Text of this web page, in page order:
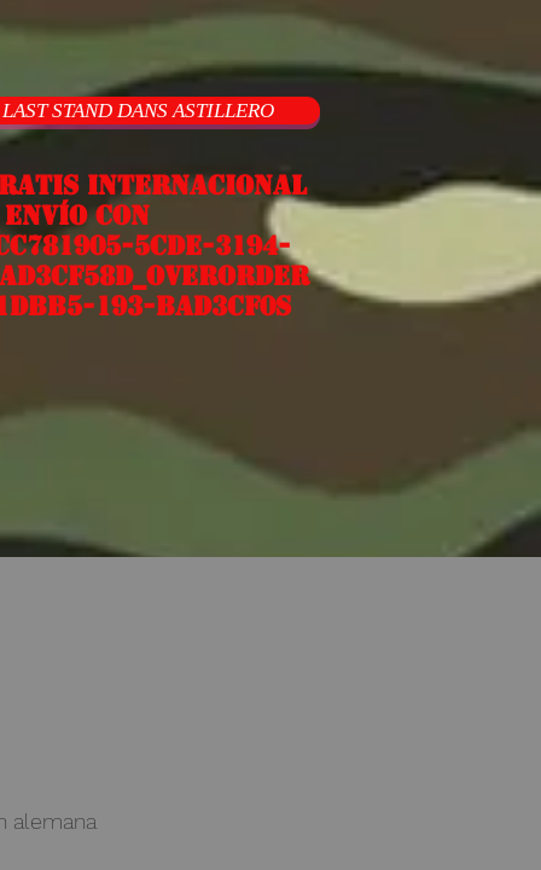
internacional
con
5cde-3194-
193-bad3cf0s
LAST STAND DANS ASTILLERO
alemana